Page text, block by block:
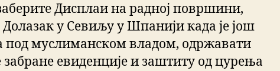
Дисплаи на радној површини,
у Севиљу у Шпанији када је још
под муслиманском владом, одржавати
евиденције и заштиту од цурења